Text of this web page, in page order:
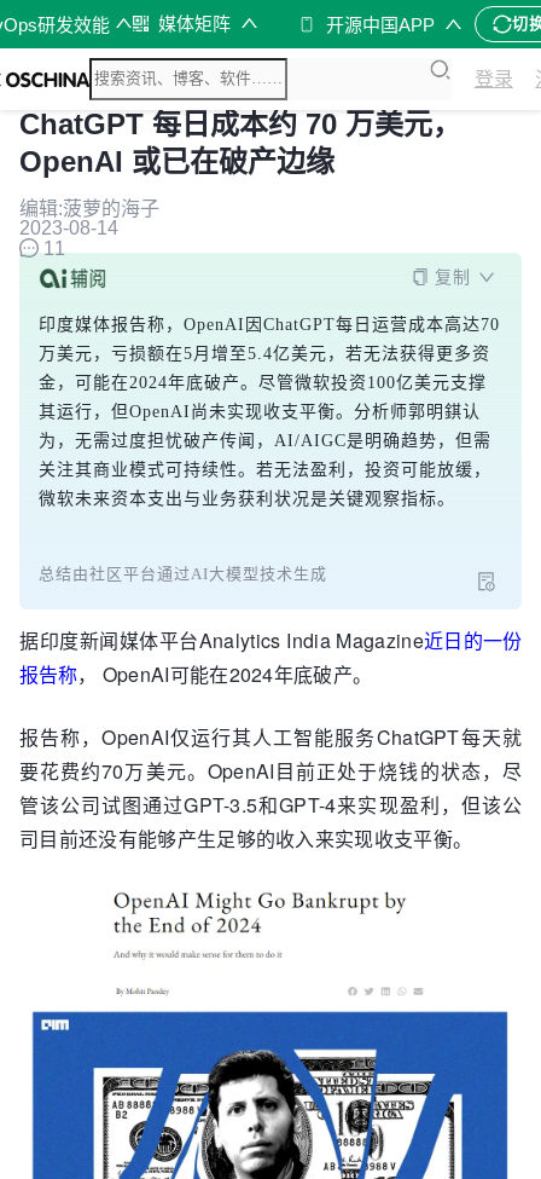
研发效能 媒体矩阵 开源中国APP 切
登录
ChatGPT 每日成本约 70 万美元，
OpenAI 或已在破产边缘
编辑:菠萝的海子
2023-08-14
11
复制
印度媒体报告称，OpenAI因ChatGPT每日运营成本高达70
万美元，亏损额在5月增至5.4亿美元，若无法获得更多资
金，可能在2024年底破产。尽管微软投资100亿美元支撑
其运行，但OpenAI尚未实现收支平衡。分析师郭明錤认
为，无需过度担忧破产传闻，AI/AIGC是明确趋势，但需
关注其商业模式可持续性。若无法盈利，投资可能放缓，
微软未来资本支出与业务获利状况是关键观察指标。
总结由社区平台通过AI大模型技术生成
据印度新闻媒体平台Analytics India Magazine近日的一份
报告称， OpenAI可能在2024年底破产。
报告称，OpenAI仅运行其人工智能服务ChatGPT每天就
要花费约70万美元。OpenAI目前正处于烧钱的状态，尽
管该公司试图通过GPT-3.5和GPT-4来实现盈利，但该公
司目前还没有能够产生足够的收入来实现收支平衡。